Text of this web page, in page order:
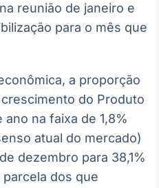
Broadcast
Datafeed
conteúdos e
dados
Broadcast
Ticker
Cotações e
notícias
reunião de janeiro e
para o mês que
a proporção
do Produto
na faixa de 1,8%
atual do mercado)
dezembro para 38,1%
dos que